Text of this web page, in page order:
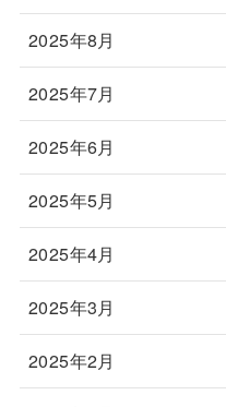
2025年8月
2025年7月
2025年6月
2025年5月
2025年4月
2025年3月
2025年2月